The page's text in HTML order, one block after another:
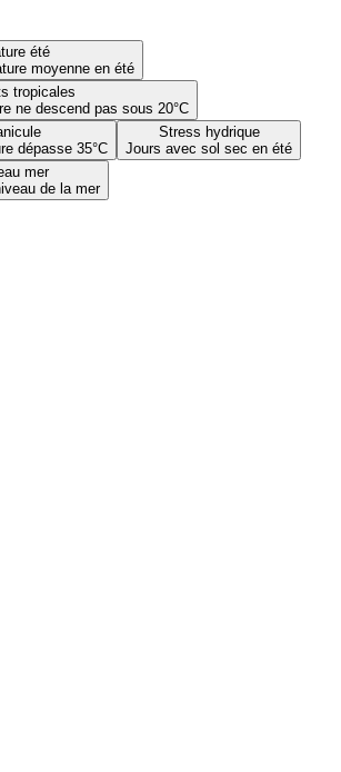
été
moyenne en été
tropicales
ne descend pas sous 20°C
dépasse 35°C
Stress hydrique
Jours avec sol sec en été
mer
de la mer